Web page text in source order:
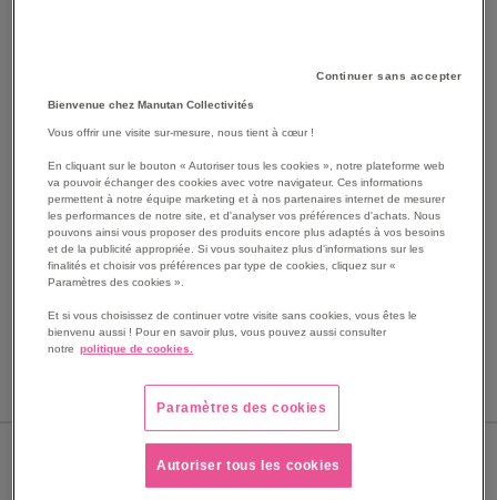
IMAGES
GALLERY
Les avantages
Technologie Pureflex.
Sans accélérateur pour limiter les allergies de type IV.
Gant ultra confortable et enfilage plus rapide grâce à son
revêtement polymère interne.
Grande élasticité et bonne dextérité.
Texture non glissante pour une excellente préhension et
manipulation des objets.
alimentaire.
Voir le descriptif complet
Continuer sans accepter
Bienvenue chez Manutan Collectivités
Vous offrir une visite sur-mesure, nous tient à cœur !
En cliquant sur le bouton « Autoriser tous les cookies », notre plateforme web
va pouvoir échanger des cookies avec votre navigateur. Ces informations
permettent à notre équipe marketing et à nos partenaires internet de mesurer
les performances de notre site, et d'analyser vos préférences d'achats. Nous
pouvons ainsi vous proposer des produits encore plus adaptés à vos besoins
et de la publicité appropriée. Si vous souhaitez plus d'informations sur les
finalités et choisir vos préférences par type de cookies, cliquez sur «
Paramètres des cookies ».
Et si vous choisissez de continuer votre visite sans cookies, vous êtes le
bienvenu aussi ! Pour en savoir plus, vous pouvez aussi consulter
notre politique de cookies.
Paramètres des cookies
Autoriser tous les cookies